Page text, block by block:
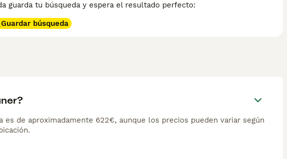
guarda tu búsqueda y espera el resultado perfecto:
Guardar búsqueda
de aproximadamente 622€, aunque los precios pueden variar según